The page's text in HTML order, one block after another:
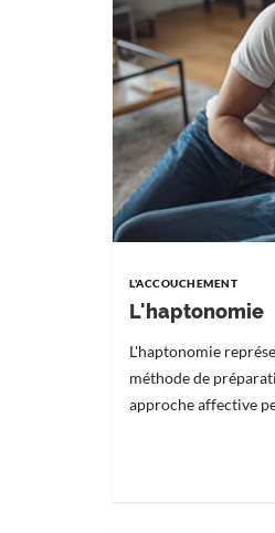
L'ACCOUCHEMENT
L'haptonomie
L'haptonomie
méthode de
approche affective